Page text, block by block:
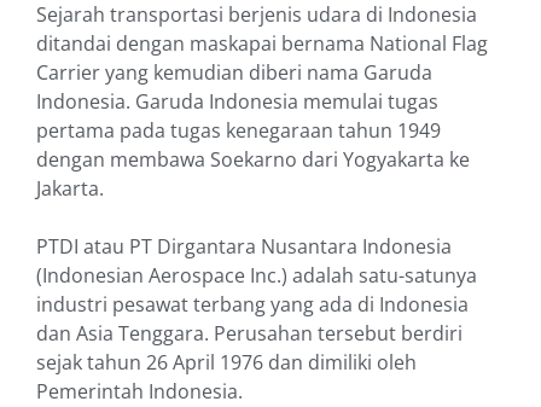
Sejarah transportasi berjenis udara di Indonesia
ditandai dengan maskapai bernama National Flag
Carrier yang kemudian diberi nama Garuda
Indonesia. Garuda Indonesia memulai tugas
pertama pada tugas kenegaraan tahun 1949
dengan membawa Soekarno dari Yogyakarta ke
Jakarta.
PTDI atau PT Dirgantara Nusantara Indonesia
(Indonesian Aerospace Inc.) adalah satu-satunya
industri pesawat terbang yang ada di Indonesia
dan Asia Tenggara. Perusahan tersebut berdiri
sejak tahun 26 April 1976 dan dimiliki oleh
Pemerintah Indonesia.